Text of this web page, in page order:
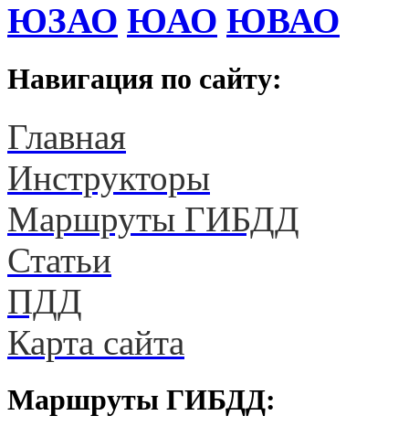
ЮЗАО ЮАО ЮВАО
Навигация по сайту:
Главная
Инструкторы
Маршруты ГИБДД
Статьи
ПДД
Карта сайта
Маршруты ГИБДД: